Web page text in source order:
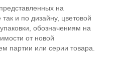
на
и по дизайну, цветовой
обозначениям на
от новой
партии или серии товара.